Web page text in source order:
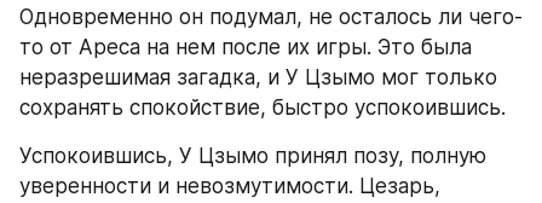
Одновременно он подумал, не осталось ли чего-
то от Ареса на нем после их игры. Это была
неразрешимая загадка, и У Цзымо мог только
сохранять спокойствие, быстро успокоившись.
Успокоившись, У Цзымо принял позу, полную
уверенности и невозмутимости. Цезарь,